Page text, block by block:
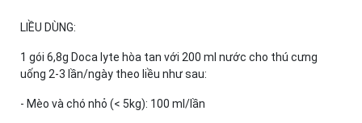
LIỀU DÙNG:
1 gói 6,8g Doca lyte hòa tan với 200 ml nước cho thú cưng
uống 2-3 lần/ngày theo liều như sau:
- Mèo và chó nhỏ (< 5kg): 100 ml/lần